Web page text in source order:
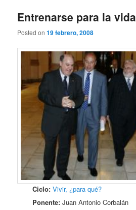
Entrenarse para la vida
Posted on19 febrero, 2008
Ciclo: Vivir, ¿para qué?
Ponente: Juan Antonio Corbalán